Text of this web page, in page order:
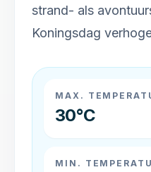
strand- als
Koningsdag
MAX.
30°C
MIN.